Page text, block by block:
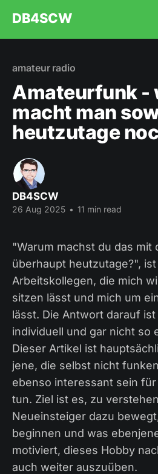
DB4SCW
amateur radio
Amateurfunk -
macht man
heutzutage
DB4SCW
26 Aug 2025 • 11 min read
"Warum machst du das mit
überhaupt heutzutage?",
Arbeitskollegen, die mich
sitzen lässt und mich um
lässt. Die Antwort darauf
individuell und gar nicht so
Dieser Artikel ist
jene, die selbst nicht
ebenso interessant sein
tun. Ziel ist es, zu
Neueinsteiger dazu
beginnen und was
motiviert, dieses Hobby
auch weiter auszuüben.